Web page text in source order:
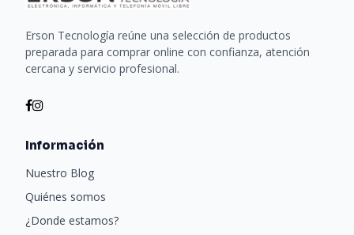
Erson Tecnología reúne una selección de productos
preparada para comprar online con confianza, atención
cercana y servicio profesional.
Información
Nuestro Blog
Quiénes somos
¿Donde estamos?